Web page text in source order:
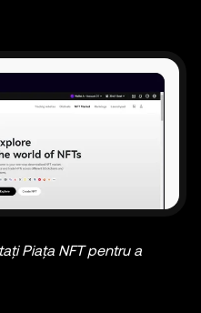
Piața NFT pentru a